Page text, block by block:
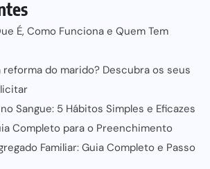
É, Como Funciona e Quem Tem
do marido? Descubra os seus
Sangue: 5 Hábitos Simples e Eficazes
Completo para o Preenchimento
Familiar: Guia Completo e Passo